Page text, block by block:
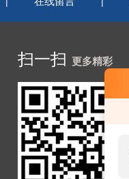
扫一扫 更多精彩